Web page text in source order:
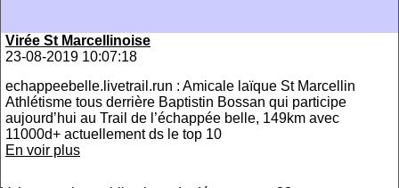
Virée St Marcellinoise
23-08-2019 10:07:18
echappeebelle.livetrail.run : Amicale laïque St Marcellin
Athlétisme tous derrière Baptistin Bossan qui participe
aujourd’hui au Trail de l’échappée belle, 149km avec
11000d+ actuellement ds le top 10
En voir plus